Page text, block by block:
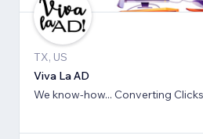
TX, US
Viva La AD
We know-how... Converting